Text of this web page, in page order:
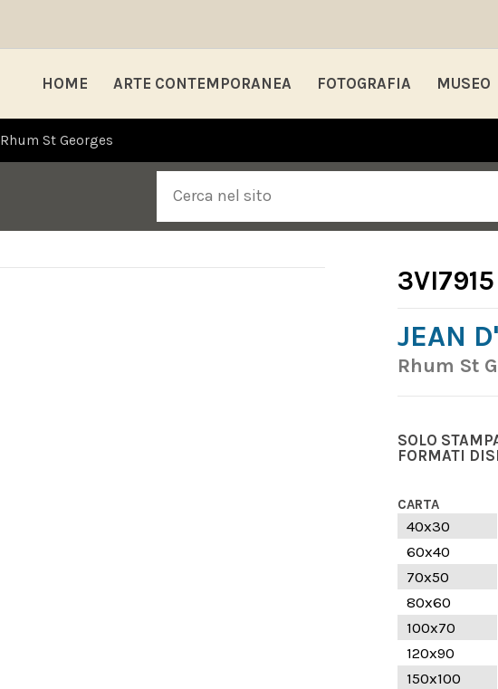
HOME ARTE CONTEMPORANEA FOTOGRAFIA MUSEO
Rhum St Georges
3VI7915
JEAN
Rhum St
SOLO
FORMATI
CARTA
40x30
60x40
70x50
80x60
100x70
120x90
150x100